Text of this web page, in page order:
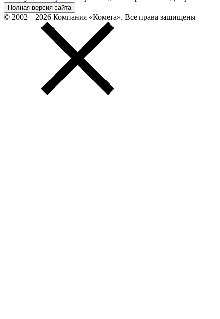
Полная версия сайта
© 2002—2026 Компания «Комета». Все права защищены